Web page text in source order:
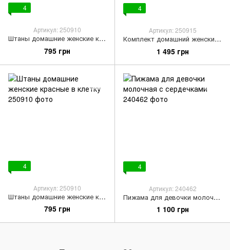
4
Артикул: 250910
Штаны домашние женские коричневые в клетку
795 грн
4
Артикул: 250915
Комплект домашний женский лонгслив и штаны розовый
1 495 грн
4
Артикул: 250910
Штаны домашние женские красные в клетку
795 грн
4
Артикул: 240462
Пижама для девочки молочная с сердечками
1 100 грн